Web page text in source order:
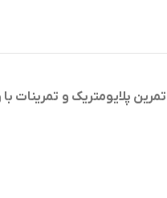
پلایومتریک و تمرینات